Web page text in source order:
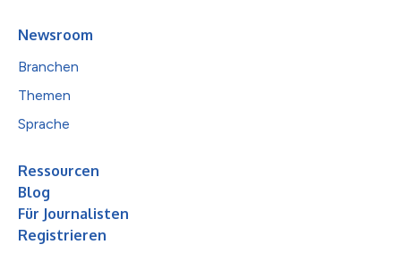
Newsroom
Branchen
Themen
Sprache
Ressourcen
Blog
Für Journalisten
Registrieren